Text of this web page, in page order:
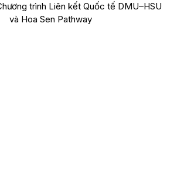
trình Liên kết Quốc tế DMU–HSU
và Hoa Sen Pathway